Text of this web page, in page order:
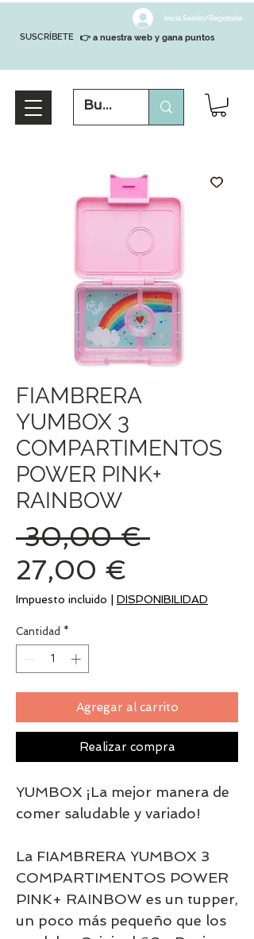
SUSCRÍBETE
Inicia Sesión/Regístrate
👉 a nuestra web y gana puntos
FIAMBRERA
YUMBOX 3
COMPARTIMENTOS
POWER PINK+
RAINBOW
30,00 € Precio
27,00 €
de
Impuesto incluido DISPONIBILIDAD
Cantidad *
Agregar al carrito
Realizar compra
YUMBOX ¡La mejor manera de
comer saludable y variado!
La FIAMBRERA YUMBOX 3
COMPARTIMENTOS POWER
PINK+ RAINBOW es un tupper,
un poco más pequeño que los